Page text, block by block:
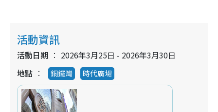
活動資訊
活動日期
2026年3月25日 - 2026年3月30日
地點
銅鑼灣 時代廣場